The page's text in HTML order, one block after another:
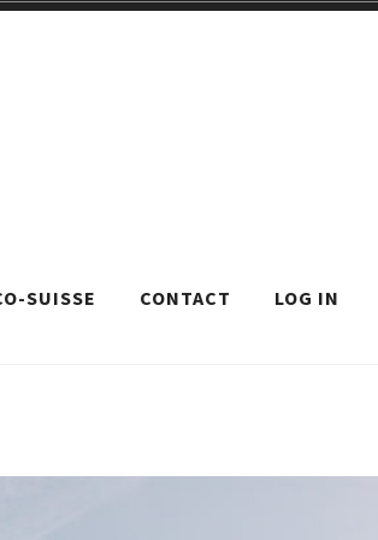
SUISSE CONTACT LOG IN